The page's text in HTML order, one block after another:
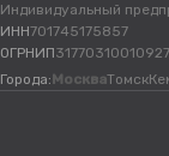
Индивидуальный
ИНН701745175857
ОГРНИП
Города: МоскваТомск